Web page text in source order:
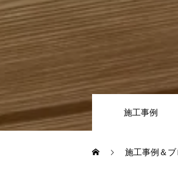
よくある質問
ブログ
施工事例
施工事例＆ブ